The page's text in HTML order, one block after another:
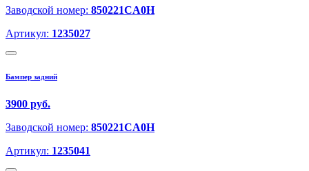
Заводской номер: 850221CA0H
Артикул: 1235027
Бампер задний
3900 руб.
Заводской номер: 850221CA0H
Артикул: 1235041